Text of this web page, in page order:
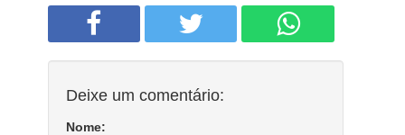
Deixe um comentário:
Nome: